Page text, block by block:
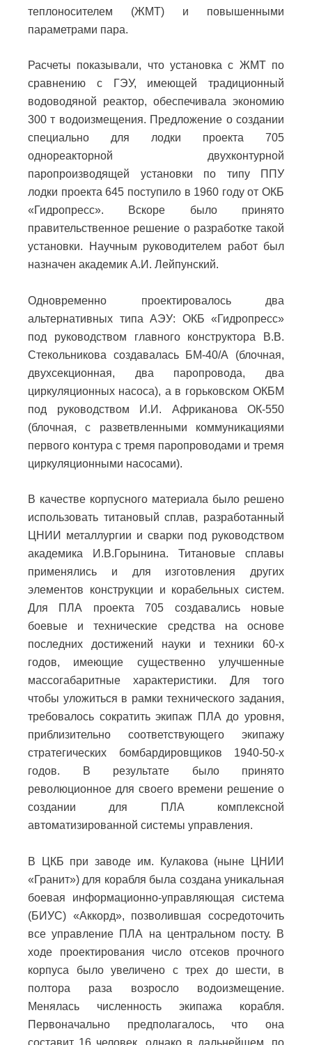
теплоносителем (ЖМТ) и повышенными
параметрами пара.
Расчеты показывали, что установка с ЖМТ по
сравнению с ГЭУ, имеющей традиционный
водоводяной реактор, обеспечивала экономию
300 т водоизмещения. Предложение о создании
специально для лодки проекта 705
однореакторной двухконтурной
паропроизводящей установки по типу ППУ
лодки проекта 645 поступило в 1960 году от ОКБ
«Гидропресс». Вскоре было принято
правительственное решение о разработке такой
установки. Научным руководителем работ был
назначен академик А.И. Лейпунский.
Одновременно проектировалось два
альтернативных типа АЭУ: ОКБ «Гидропресс»
под руководством главного конструктора В.В.
Стекольникова создавалась БМ-40/А (блочная,
двухсекционная, два паропровода, два
циркуляционных насоса), а в горьковском ОКБМ
под руководством И.И. Африканова ОК-550
(блочная, с разветвленными коммуникациями
первого контура с тремя паропроводами и тремя
циркуляционными насосами).
В качестве корпусного материала было решено
использовать титановый сплав, разработанный
ЦНИИ металлургии и сварки под руководством
академика И.В.Горынина. Титановые сплавы
применялись и для изготовления других
элементов конструкции и корабельных систем.
Для ПЛА проекта 705 создавались новые
боевые и технические средства на основе
последних достижений науки и техники 60-х
годов, имеющие существенно улучшенные
массогабаритные характеристики. Для того
чтобы уложиться в рамки технического задания,
требовалось сократить экипаж ПЛА до уровня,
приблизительно соответствующего экипажу
стратегических бомбардировщиков 1940-50-х
годов. В результате было принято
революционное для своего времени решение о
создании для ПЛА комплексной
автоматизированной системы управления.
В ЦКБ при заводе им. Кулакова (ныне ЦНИИ
«Гранит») для корабля была создана уникальная
боевая информационно-управляющая система
(БИУС) «Аккорд», позволившая сосредоточить
все управление ПЛА на центральном посту. В
ходе проектирования число отсеков прочного
корпуса было увеличено с трех до шести, в
полтора раза возросло водоизмещение.
Менялась численность экипажа корабля.
Первоначально предполагалось, что она
составит 16 человек, однако в дальнейшем, по